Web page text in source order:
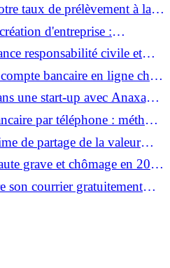
taux de prélèvement à la
d'entreprise :
?
responsabilité civile et
besoin ?bancaire en ligne chez
une start-up avec Anaxago
par téléphone : méthode
de partage de la valeur
grave et chômage en 2024
son courrier gratuitement